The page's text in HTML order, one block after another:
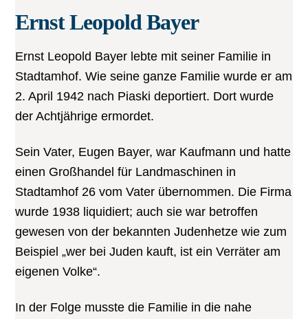
Ernst Leopold Bayer
Ernst Leopold Bayer lebte mit seiner Familie in
Stadtamhof. Wie seine ganze Familie wurde er am
2. April 1942 nach Piaski deportiert. Dort wurde
der Achtjährige ermordet.
Sein Vater, Eugen Bayer, war Kaufmann und hatte
einen Großhandel für Landmaschinen in
Stadtamhof 26 vom Vater übernommen. Die Firma
wurde 1938 liquidiert; auch sie war betroffen
gewesen von der bekannten Judenhetze wie zum
Beispiel „wer bei Juden kauft, ist ein Verräter am
eigenen Volke“.
In der Folge musste die Familie in die nahe